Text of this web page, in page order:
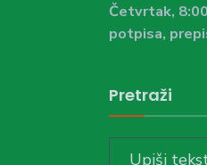
Četvrtak,
potpisa,
Pretraži